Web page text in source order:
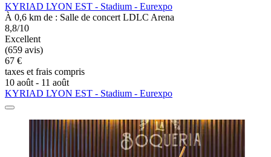
KYRIAD LYON EST - Stadium - Eurexpo
À 0,6 km de : Salle de concert LDLC Arena
8,8/10
Excellent
(659 avis)
67 €
taxes et frais compris
10 août - 11 août
KYRIAD LYON EST - Stadium - Eurexpo